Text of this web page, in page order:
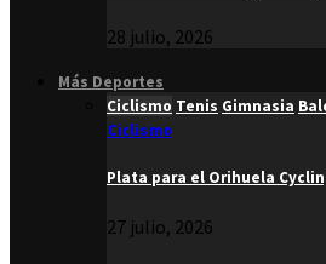
28 julio, 2026
Más Deportes
Ciclismo Tenis Gimnasia
Ciclismo
Plata para el Orihuela
27 julio, 2026